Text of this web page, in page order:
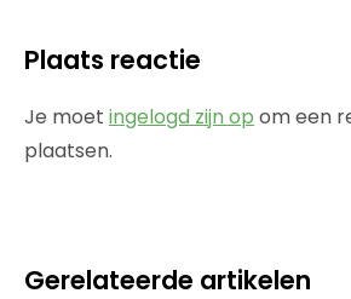
Plaats reactie
Je moet ingelogd zijn op om een
plaatsen.
Gerelateerde artikelen